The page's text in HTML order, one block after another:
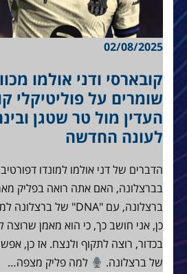
02/08/2025
קובארסי ודני אולמו
שומרים על פוליטיקלי
העדין מול טר שטגן
לעונה החדשה
הדברים של דני אולמו למונדו
בברצלונה, האם אתה רואה בפליק
ברצלונה, עם "DNA" של ברצלונה למרות שהוא גרמני?
כן, אני חושב כך, כי הוא מאמן שרוצה
של ברצלונה.
למה פליק מצפה…